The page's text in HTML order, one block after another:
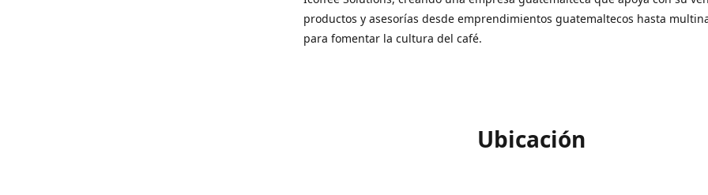
productos y asesorías desde emprendimientos guatemaltecos hasta
para fomentar la cultura del café.
Ubicación